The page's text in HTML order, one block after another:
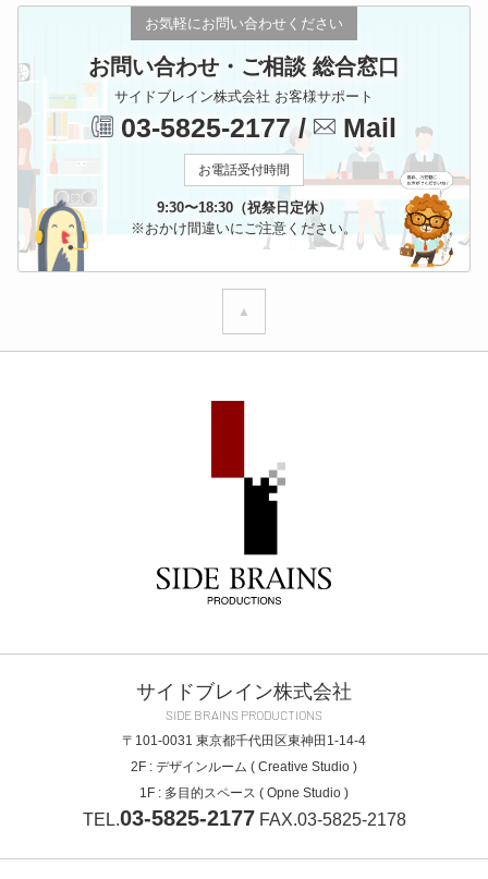
お気軽にお問い合わせください
お問い合わせ・ご相談 総合窓口
サイドブレイン株式会社 お客様サポート
03-5825-2177/ Mail
お電話受付時間
9:30〜18:30（祝祭日定休）
※おかけ間違いにご注意ください。
▲
サイドブレイン株式会社
SIDE BRAINS PRODUCTIONS
〒101-0031 東京都千代田区東神田1-14-4
2F : デザインルーム ( Creative Studio )
1F : 多目的スペース ( Opne Studio )
TEL.03-5825-2177 FAX.03-5825-2178